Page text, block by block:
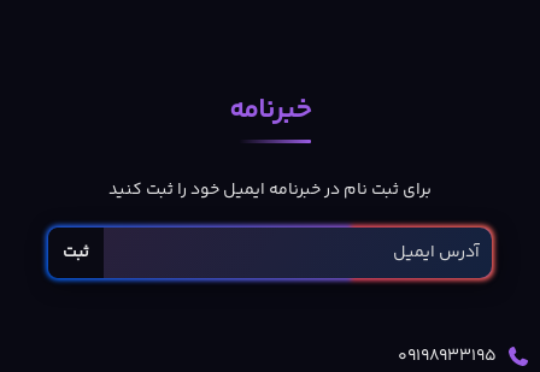
خبرنامه
برای ثبت نام در خبرنامه ایمیل خود را ثبت کنید
ثبت
09198933195